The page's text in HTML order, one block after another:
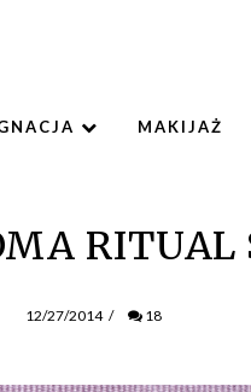
MAKIJAŻ
RITUAL
12/27/2014 / 18